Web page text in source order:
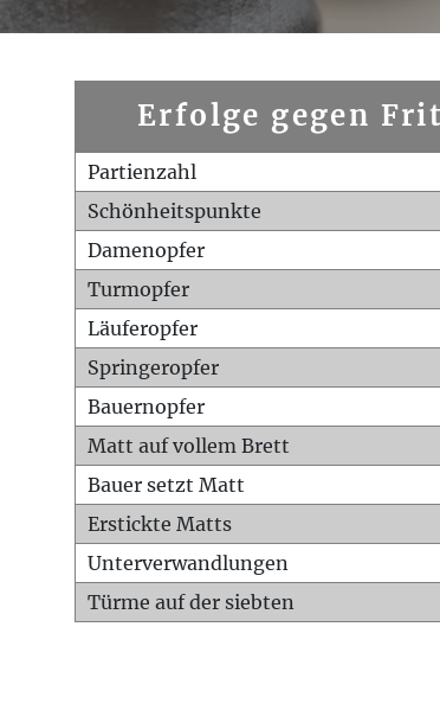
Erfolge gegen
Partienzahl
Schönheitspunkte
Damenopfer
Turmopfer
Läuferopfer
Springeropfer
Bauernopfer
Matt auf vollem Brett
Bauer setzt Matt
Erstickte Matts
Unterverwandlungen
Türme auf der siebten